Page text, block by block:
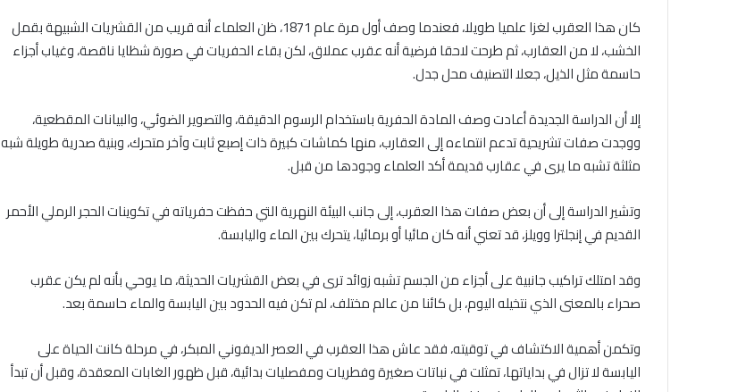
كان هذا العقرب لغزا علميا طويلا، فعندما وصف أول مرة عام 1871، ظن العلماء أنه قريب من القشريات الشبيهة بقمل
الخشب، لا من العقارب، ثم طرحت لاحقا فرضية أنه عقرب عملاق، لكن بقاء الحفريات في صورة شظايا ناقصة، وغياب أجزاء
حاسمة مثل الذيل، جعلا التصنيف محل جدل.
إلا أن الدراسة الجديدة أعادت وصف المادة الحفرية باستخدام الرسوم الدقيقة، والتصوير الضوئي، والبيانات المقطعية،
ووجدت صفات تشريحية تدعم انتماءه إلى العقارب، منها كماشات كبيرة ذات إصبع ثابت وآخر متحرك، وبنية صدرية طويلة شبه
مثلثة تشبه ما يرى في عقارب قديمة أكد العلماء وجودها من قبل.
وتشير الدراسة إلى أن بعض صفات هذا العقرب، إلى جانب البيئة النهرية التي حفظت حفرياته في تكوينات الحجر الرملي الأحمر
القديم في إنجلترا وويلز، قد تعني أنه كان مائيا أو برمائيا، يتحرك بين الماء واليابسة.
وقد امتلك تراكيب جانبية على أجزاء من الجسم تشبه زوائد ترى في بعض القشريات الحديثة، ما يوحي بأنه لم يكن عقرب
صحراء بالمعنى الذي نتخيله اليوم، بل كائنا من عالم مختلف، لم تكن فيه الحدود بين اليابسة والماء حاسمة بعد.
وتكمن أهمية الاكتشاف في توقيته، فقد عاش هذا العقرب في العصر الديفوني المبكر، في مرحلة كانت الحياة على
اليابسة لا تزال في بداياتها، تمثلت في نباتات صغيرة وفطريات ومفصليات بدائية، قبل ظهور الغابات المعقدة، وقبل أن تبدأ